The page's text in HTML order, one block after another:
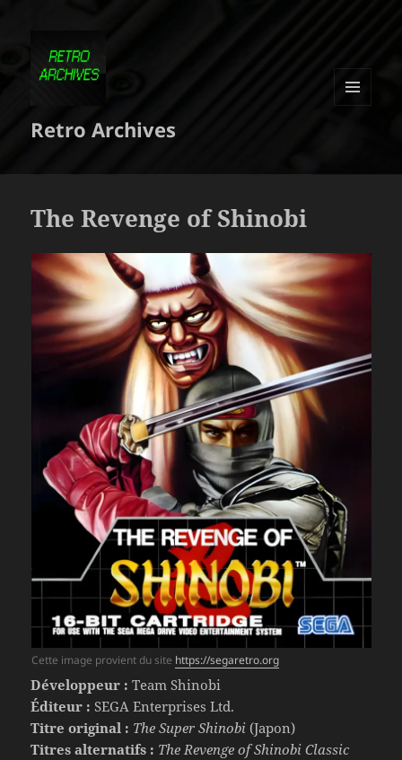
Retro Archives
The Revenge of Shinobi
Cette image provient du site https://segaretro.org
Développeur : Team Shinobi
Éditeur : SEGA Enterprises Ltd.
Titre original : The Super Shinobi (Japon)
Titres alternatifs : The Revenge of Shinobi Classic